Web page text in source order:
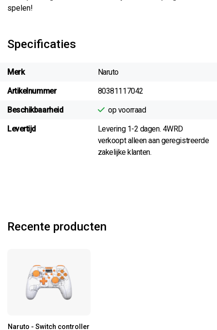
spelen!
Specificaties
Merk Naruto
Artikelnummer 80381117042
Beschikbaarheid op voorraad
Levertijd
Levering 1-2 dagen. 4WRD
verkoopt alleen aan geregistreerde
zakelijke klanten.
Recente producten
Naruto - Switch controller